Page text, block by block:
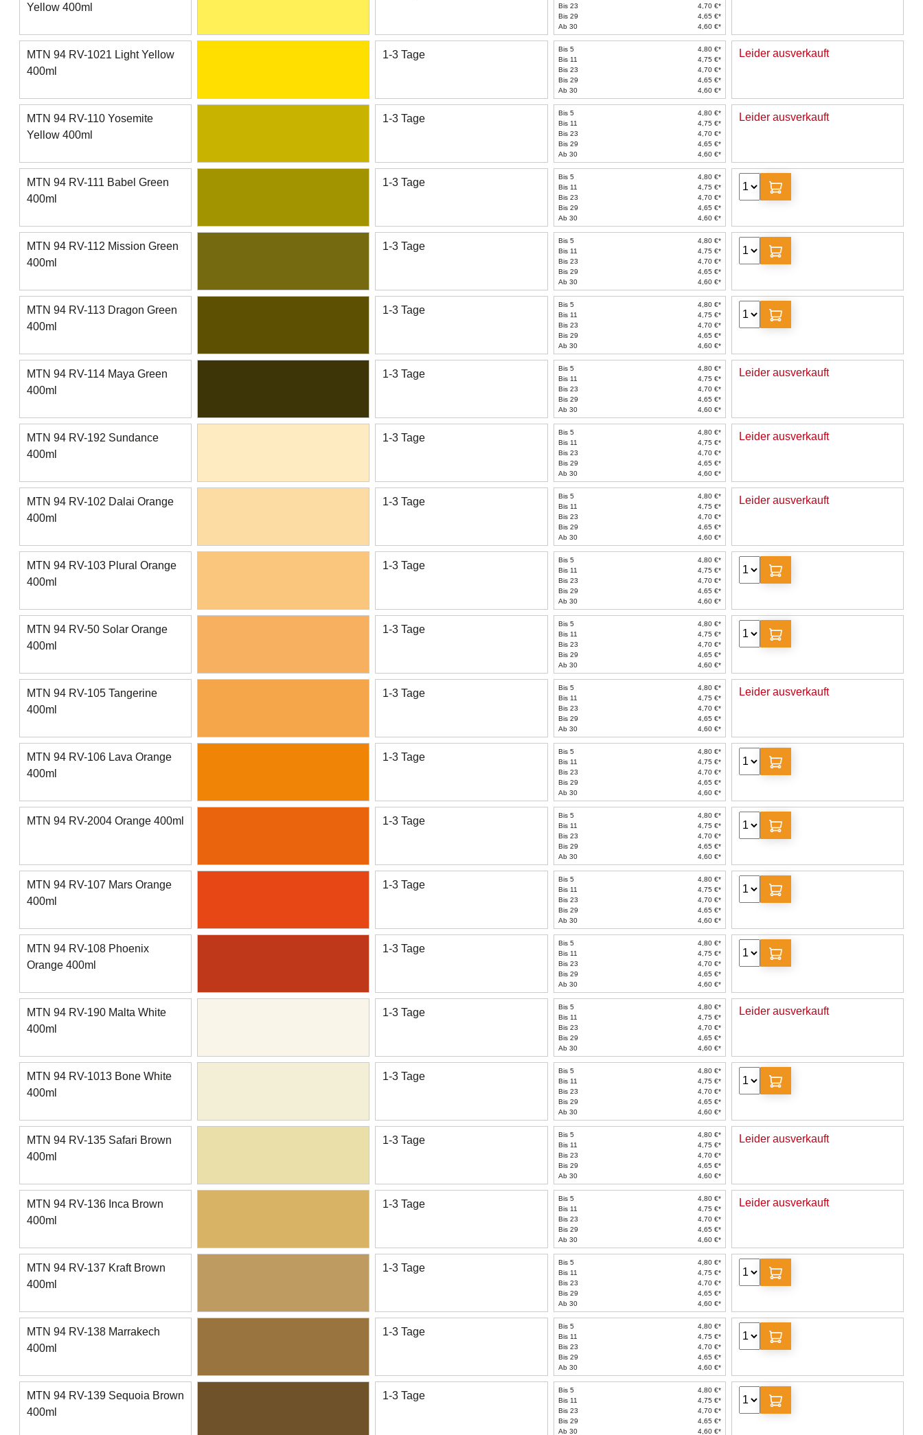
Yellow 400ml
Bis 23
4,70 €*
Bis 29
4,65 €*
Ab 30
4,60 €*
MTN 94 RV-1021 Light Yellow
400ml
1-3 Tage Bis 5
4,80 €*
Bis 11
4,75 €*
Bis 23
4,70 €*
Bis 29
4,65 €*
Ab 30
4,60 €*
Leider ausverkauft
MTN 94 RV-110 Yosemite
Yellow 400ml
1-3 Tage Bis 5
4,80 €*
Bis 11
4,75 €*
Bis 23
4,70 €*
Bis 29
4,65 €*
Ab 30
4,60 €*
Leider ausverkauft
MTN 94 RV-111 Babel Green
400ml
1-3 Tage Bis 5
4,80 €*
Bis 11
4,75 €*
Bis 23
4,70 €*
Bis 29
4,65 €*
Ab 30
4,60 €*
MTN 94 RV-112 Mission Green
400ml
1-3 Tage Bis 5
4,80 €*
Bis 11
4,75 €*
Bis 23
4,70 €*
Bis 29
4,65 €*
Ab 30
4,60 €*
MTN 94 RV-113 Dragon Green
400ml
1-3 Tage Bis 5
4,80 €*
Bis 11
4,75 €*
Bis 23
4,70 €*
Bis 29
4,65 €*
Ab 30
4,60 €*
MTN 94 RV-114 Maya Green
400ml
1-3 Tage Bis 5
4,80 €*
Bis 11
4,75 €*
Bis 23
4,70 €*
Bis 29
4,65 €*
Ab 30
4,60 €*
Leider ausverkauft
MTN 94 RV-192 Sundance
400ml
1-3 Tage Bis 5
4,80 €*
Bis 11
4,75 €*
Bis 23
4,70 €*
Bis 29
4,65 €*
Ab 30
4,60 €*
Leider ausverkauft
MTN 94 RV-102 Dalai Orange
400ml
1-3 Tage Bis 5
4,80 €*
Bis 11
4,75 €*
Bis 23
4,70 €*
Bis 29
4,65 €*
Ab 30
4,60 €*
Leider ausverkauft
MTN 94 RV-103 Plural Orange
400ml
1-3 Tage Bis 5
4,80 €*
Bis 11
4,75 €*
Bis 23
4,70 €*
Bis 29
4,65 €*
Ab 30
4,60 €*
MTN 94 RV-50 Solar Orange
400ml
1-3 Tage Bis 5
4,80 €*
Bis 11
4,75 €*
Bis 23
4,70 €*
Bis 29
4,65 €*
Ab 30
4,60 €*
MTN 94 RV-105 Tangerine
400ml
1-3 Tage Bis 5
4,80 €*
Bis 11
4,75 €*
Bis 23
4,70 €*
Bis 29
4,65 €*
Ab 30
4,60 €*
Leider ausverkauft
MTN 94 RV-106 Lava Orange
400ml
1-3 Tage Bis 5
4,80 €*
Bis 11
4,75 €*
Bis 23
4,70 €*
Bis 29
4,65 €*
Ab 30
4,60 €*
MTN 94 RV-2004 Orange 400ml 1-3 Tage Bis 5
4,80 €*
Bis 11
4,75 €*
Bis 23
4,70 €*
Bis 29
4,65 €*
Ab 30
4,60 €*
MTN 94 RV-107 Mars Orange
400ml
1-3 Tage Bis 5
4,80 €*
Bis 11
4,75 €*
Bis 23
4,70 €*
Bis 29
4,65 €*
Ab 30
4,60 €*
MTN 94 RV-108 Phoenix
Orange 400ml
1-3 Tage Bis 5
4,80 €*
Bis 11
4,75 €*
Bis 23
4,70 €*
Bis 29
4,65 €*
Ab 30
4,60 €*
MTN 94 RV-190 Malta White
400ml
1-3 Tage Bis 5
4,80 €*
Bis 11
4,75 €*
Bis 23
4,70 €*
Bis 29
4,65 €*
Ab 30
4,60 €*
Leider ausverkauft
MTN 94 RV-1013 Bone White
400ml
1-3 Tage Bis 5
4,80 €*
Bis 11
4,75 €*
Bis 23
4,70 €*
Bis 29
4,65 €*
Ab 30
4,60 €*
MTN 94 RV-135 Safari Brown
400ml
1-3 Tage Bis 5
4,80 €*
Bis 11
4,75 €*
Bis 23
4,70 €*
Bis 29
4,65 €*
Ab 30
4,60 €*
Leider ausverkauft
MTN 94 RV-136 Inca Brown
400ml
1-3 Tage Bis 5
4,80 €*
Bis 11
4,75 €*
Bis 23
4,70 €*
Bis 29
4,65 €*
Ab 30
4,60 €*
Leider ausverkauft
MTN 94 RV-137 Kraft Brown
400ml
1-3 Tage Bis 5
4,80 €*
Bis 11
4,75 €*
Bis 23
4,70 €*
Bis 29
4,65 €*
Ab 30
4,60 €*
MTN 94 RV-138 Marrakech
400ml
1-3 Tage Bis 5
4,80 €*
Bis 11
4,75 €*
Bis 23
4,70 €*
Bis 29
4,65 €*
Ab 30
4,60 €*
MTN 94 RV-139 Sequoia Brown
400ml
1-3 Tage Bis 5
4,80 €*
Bis 11
4,75 €*
Bis 23
4,70 €*
Bis 29
4,65 €*
Ab 30
4,60 €*